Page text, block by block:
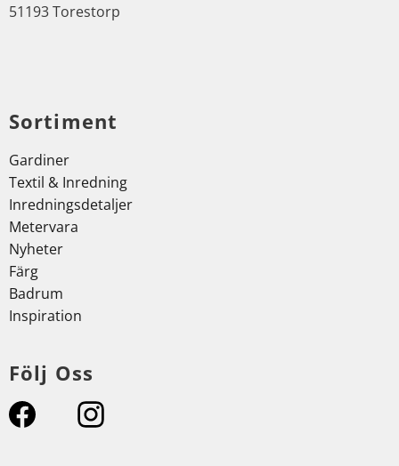
51193 Torestorp
Sortiment
Gardiner
Textil & Inredning
Inredningsdetaljer
Metervara
Nyheter
Färg
Badrum
Inspiration
Följ Oss